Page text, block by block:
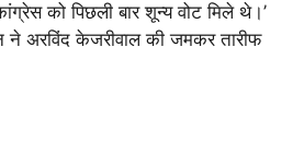
को पिछली बार शून्य वोट मिले थे।’
ने अरविंद केजरीवाल की जमकर तारीफ